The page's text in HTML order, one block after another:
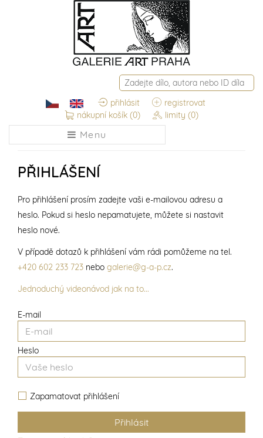
přihlásit
registrovat
nákupní košík (0) limity (0)
Menu
PŘIHLÁŠENÍ
E-mail
Heslo
Zapamatovat přihlášení
Pro přihlášení prosím zadejte vaši e-mailovou adresu a
heslo. Pokud si heslo nepamatujete, můžete si nastavit
heslo nové.
V případě dotazů k přihlášení vám rádi pomůžeme na tel.
+420 602 233 723 nebo galerie@g-a-p.cz.
Jednoduchý videonávod jak na to...